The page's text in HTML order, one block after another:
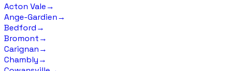
Acton Vale→
Ange-Gardien→
Bedford→
Bromont→
Carignan→
Chambly→